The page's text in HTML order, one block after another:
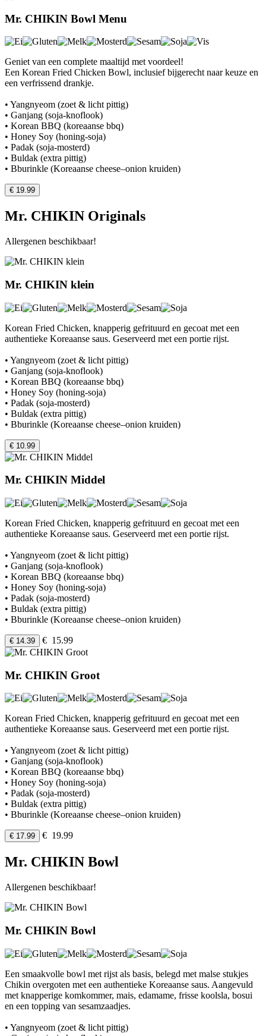
Mr. CHIKIN Bowl Menu
Geniet van een complete maaltijd met voordeel!
Een Korean Fried Chicken Bowl, inclusief bijgerecht naar keuze en
een verfrissend drankje.
• Yangnyeom (zoet & licht pittig)
• Ganjang (soja-knoflook)
• Korean BBQ (koreaanse bbq)
• Honey Soy (honing-soja)
• Padak (soja-mosterd)
• Buldak (extra pittig)
• Bburinkle (Koreaanse cheese–onion kruiden)
€ 19.99
Mr. CHIKIN Originals
Allergenen beschikbaar!
Mr. CHIKIN klein
Korean Fried Chicken, knapperig gefrituurd en gecoat met een
authentieke Koreaanse saus. Geserveerd met een portie rijst.
• Yangnyeom (zoet & licht pittig)
• Ganjang (soja-knoflook)
• Korean BBQ (koreaanse bbq)
• Honey Soy (honing-soja)
• Padak (soja-mosterd)
• Buldak (extra pittig)
• Bburinkle (Koreaanse cheese–onion kruiden)
€ 10.99
Mr. CHIKIN Middel
Korean Fried Chicken, knapperig gefrituurd en gecoat met een
authentieke Koreaanse saus. Geserveerd met een portie rijst.
• Yangnyeom (zoet & licht pittig)
• Ganjang (soja-knoflook)
• Korean BBQ (koreaanse bbq)
• Honey Soy (honing-soja)
• Padak (soja-mosterd)
• Buldak (extra pittig)
• Bburinkle (Koreaanse cheese–onion kruiden)
€ 14.39 € 15.99
Mr. CHIKIN Groot
Korean Fried Chicken, knapperig gefrituurd en gecoat met een
authentieke Koreaanse saus. Geserveerd met een portie rijst.
• Yangnyeom (zoet & licht pittig)
• Ganjang (soja-knoflook)
• Korean BBQ (koreaanse bbq)
• Honey Soy (honing-soja)
• Padak (soja-mosterd)
• Buldak (extra pittig)
• Bburinkle (Koreaanse cheese–onion kruiden)
€ 17.99 € 19.99
Mr. CHIKIN Bowl
Allergenen beschikbaar!
Mr. CHIKIN Bowl
Een smaakvolle bowl met rijst als basis, belegd met malse stukjes
Chikin overgoten met een authentieke Koreaanse saus. Aangevuld
met knapperige komkommer, mais, edamame, frisse koolsla, bosui
en een topping van sesamzaadjes.
• Yangnyeom (zoet & licht pittig)